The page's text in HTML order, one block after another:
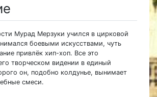
Мурад Мерзуки учился в цирковой
боевыми искусствами, чуть
привлёк хип-хоп. Все это
творческом видении в единый
он, подобно колдунье, вынимает
смеси.